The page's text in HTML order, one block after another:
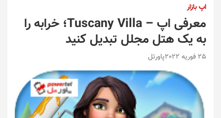
اپ بازار
معرفی اپ – Tuscany Villa؛ خرابه را
به یک هتل مجلل تبدیل کنید
25 فوریه 2022 پاورتل